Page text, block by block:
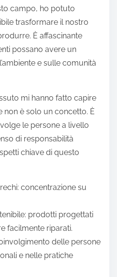
campo, ho potuto
trasformare il nostro
È affascinante
possano avere un
e sulle comunità
mi hanno fatto capire
non è solo un concetto. È
le persone a livello
di responsabilità
chiave di questo
concentrazione su
prodotti progettati
facilmente riparati.
delle persone
e nelle pratiche